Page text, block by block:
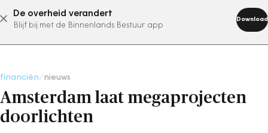
De overheid verandert
Blijf bij met de Binnenlands Bestuur app
Download
abonneer nu
financiën nieuws
Amsterdam laat megaprojecten
doorlichten